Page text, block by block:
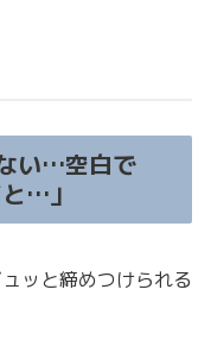
い…空白で
…」
ッと締めつけられる